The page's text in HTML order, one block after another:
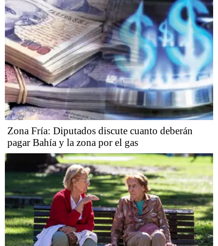
Zona Fría: Diputados discute cuanto deberán
pagar Bahía y la zona por el gas